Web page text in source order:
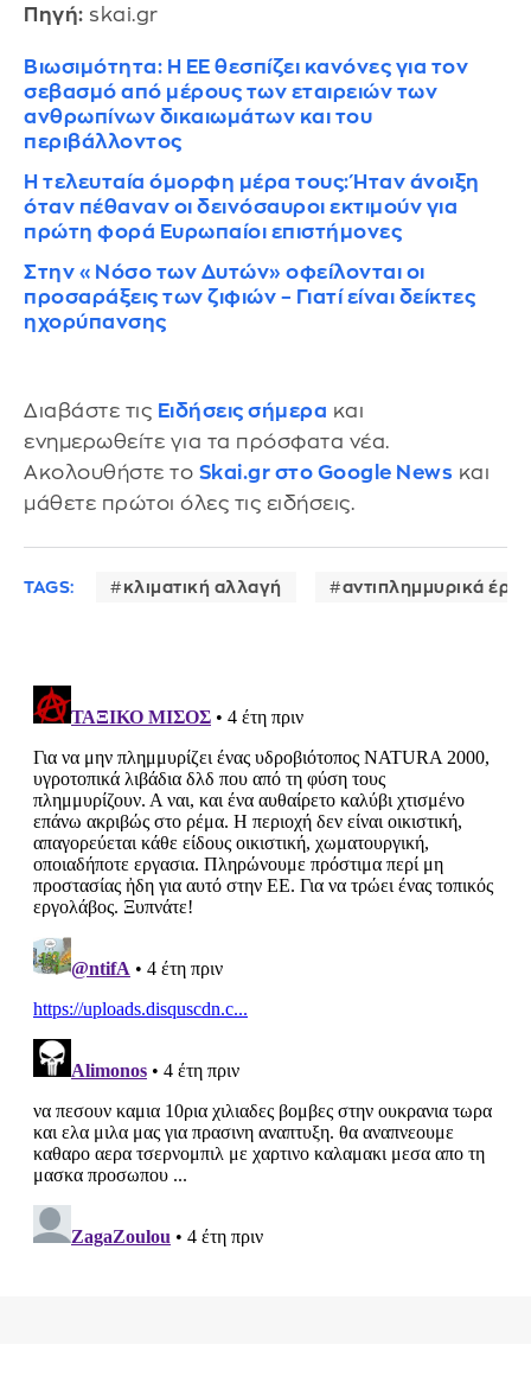
Πηγή: skai.gr
Βιωσιμότητα: Η ΕΕ θεσπίζει κανόνες για τον
σεβασμό από μέρους των εταιρειών των
ανθρωπίνων δικαιωμάτων και του
περιβάλλοντος
Η τελευταία όμορφη μέρα τους: Ήταν άνοιξη
όταν πέθαναν οι δεινόσαυροι εκτιμούν για
πρώτη φορά Ευρωπαίοι επιστήμονες
Στην «Νόσο των Δυτών» οφείλονται οι
προσαράξεις των ζιφιών – Γιατί είναι δείκτες
ηχορύπανσης
Διαβάστε τις Ειδήσεις σήμερα και
ενημερωθείτε για τα πρόσφατα νέα.
Ακολουθήστε το Skai.gr στο Google News και
μάθετε πρώτοι όλες τις ειδήσεις.
TAGS: κλιματική αλλαγή αντιπλημμυρικά έργα